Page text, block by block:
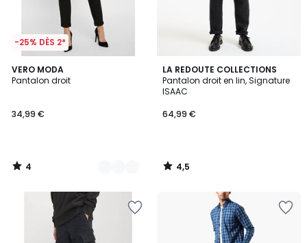
-25% DÈS 2*
VERO MODA
Pantalon droit
34,99 €
4
/
2
Couleurs
4
/
LA REDOUTE COLLECTIONS
Pantalon droit en lin, Signature
ISAAC
64,99 €
4,5
/ 5
4,5
/